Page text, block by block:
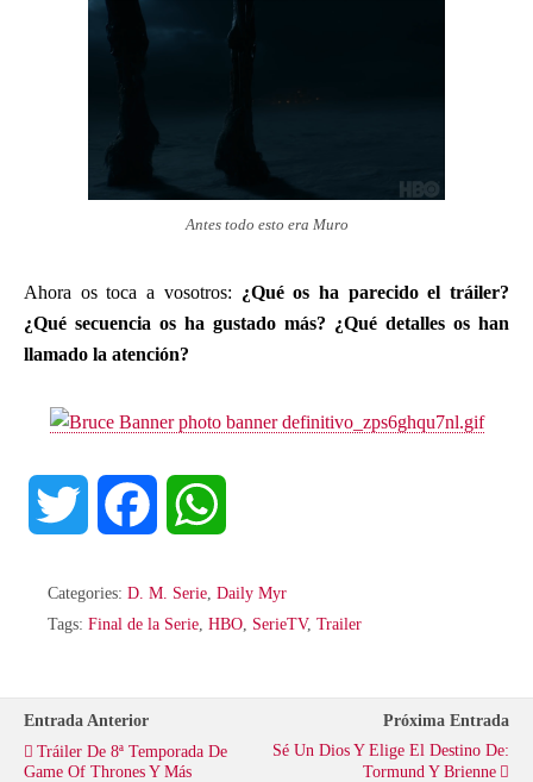
Antes todo esto era Muro
Ahora os toca a vosotros: ¿Qué os ha parecido el tráiler?
¿Qué secuencia os ha gustado más? ¿Qué detalles os han
llamado la atención?
i
t
c a
Categories: D. M. Serie Daily Myr
Tags: Final de la Serie HBO SerieTV, Trailer
Entrada Anterior
Tráiler De 8ª Temporada De
Game Of Thrones Y Más
Próxima Entrada
Sé Un Dios Y Elige El Destino De:
Tormund Y Brienne